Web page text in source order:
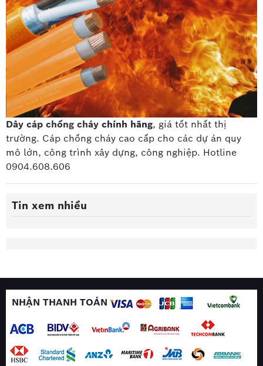
Dây cáp chống cháy chính hãng, giá tốt nhất thị
trường. Cáp chống cháy cao cấp cho các dự án quy
mô lớn, công trình xây dựng, công nghiệp. Hotline
0904.608.606
Tin xem nhiều
NHẬN THANH TOÁN